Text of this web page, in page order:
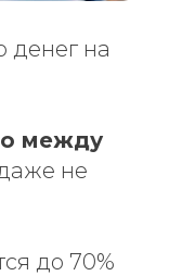
денег на
между
не
до 70%